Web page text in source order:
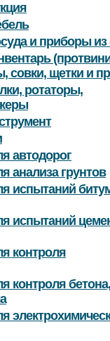
и приборы из
совки, щетки и
ротаторы,
автодорог
анализа грунтов
испытаний
испытаний
контроля
контроля бетона,